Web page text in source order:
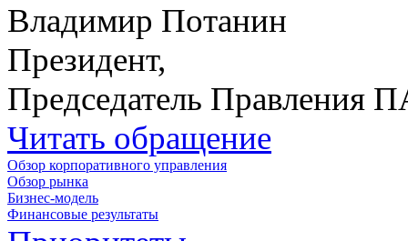
Владимир Потанин
Президент,
Председатель Правления
Читать обращение
Обзор корпоративного управления
Обзор рынка
Бизнес-модель
Финансовые результаты